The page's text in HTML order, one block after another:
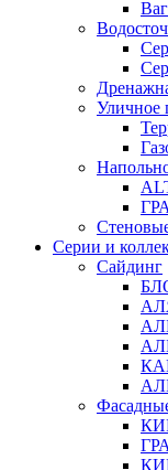
Уличное
Серии и
Сайдинг